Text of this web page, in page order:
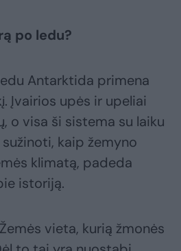
po ledu?
Antarktida primena
Įvairios upės ir upeliai
o visa ši sistema su laiku
kaip žemyno
klimatą, padeda
istoriją.
vieta, kurią žmonės